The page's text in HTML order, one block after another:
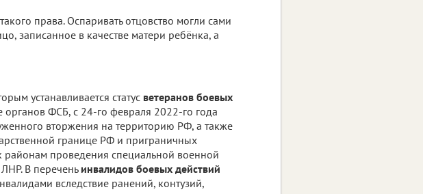
права. Оспаривать отцовство могли сами
записанное в качестве матери ребёнка, а
устанавливается статус ветеранов боевых
ФСБ, с 24-го февраля 2022-го года
вторжения на территорию РФ, а также
границе РФ и приграничных
проведения специальной военной
В перечень инвалидов боевых действий
вследствие ранений, контузий,